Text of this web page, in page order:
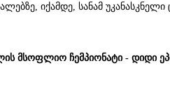
იქამდე, სანამ უკანასკნელი
მსოფლიო ჩემპიონატი - დიდი